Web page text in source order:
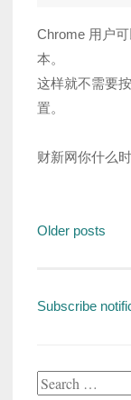
Chrome 用户
本。
这样就不需要
置。
财新网你什么
Posts
Older posts
Subscribe
Search